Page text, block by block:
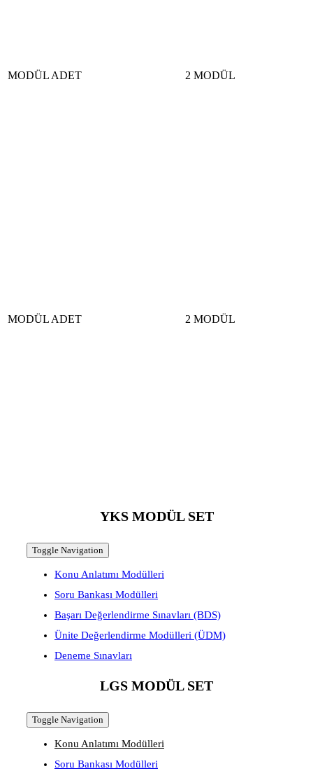
MODÜL ADET 2 MODÜL
MODÜL ADET 2 MODÜL
YKS MODÜL SET
Toggle Navigation
Konu Anlatımı Modülleri
Soru Bankası Modülleri
Başarı Değerlendirme Sınavları (BDS)
Ünite Değerlendirme Modülleri (ÜDM)
Deneme Sınavları
LGS MODÜL SET
Toggle Navigation
Konu Anlatımı Modülleri
Soru Bankası Modülleri